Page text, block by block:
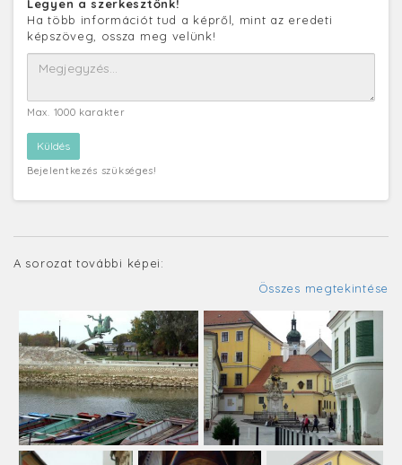
Legyen a szerkesztőnk!
Ha több információt tud a képről, mint az eredeti
képszöveg, ossza meg velünk!
Max. 1000 karakter
Bejelentkezés szükséges!
A sorozat további képei:
Összes megtekintése